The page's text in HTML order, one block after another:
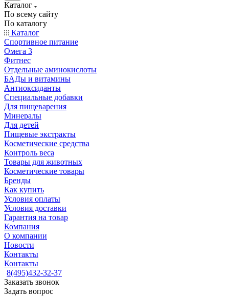
Каталог
По всему сайту
По каталогу
Каталог
Спортивное питание
Омега 3
Фитнес
Отдельные аминокислоты
БАДы и витамины
Антиоксиданты
Специальные добавки
Для пищеварения
Минералы
Для детей
Пищевые экстракты
Косметические средства
Контроль веса
Товары для животных
Косметические товары
Бренды
Как купить
Условия оплаты
Условия доставки
Гарантия на товар
Компания
О компании
Новости
Контакты
Контакты
8(495)432-32-37
Заказать звонок
Задать вопрос